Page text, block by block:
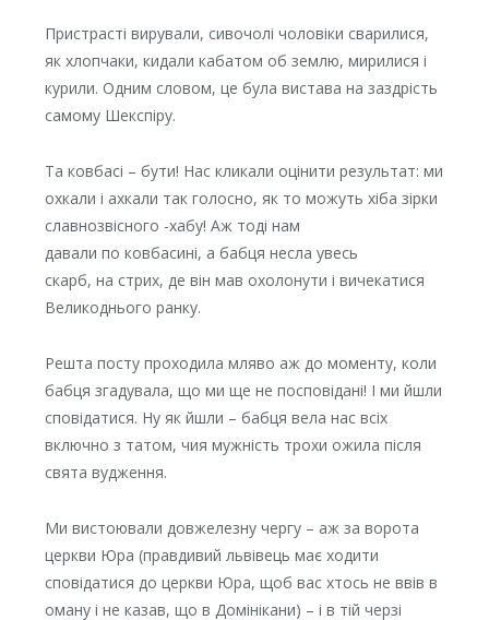
Пристрасті вирували, сивочолі чоловіки сварилися,
як хлопчаки, кидали кабатом об землю, мирилися і
курили. Одним словом, це була вистава на заздрість
самому Шекспіру.
Та ковбасі – бути! Нас кликали оцінити результат: ми
охкали і ахкали так голосно, як то можуть хіба зірки
славнозвісного -хабу! Аж тоді нам
давали по ковбасині, а бабця несла увесь
скарб, на стрих, де він мав охолонути і вичекатися
Великоднього ранку.
Решта посту проходила мляво аж до моменту, коли
бабця згадувала, що ми ще не посповідані! І ми йшли
сповідатися. Ну як йшли – бабця вела нас всіх
включно з татом, чия мужність трохи ожила після
свята вудження.
Ми вистоювали довжелезну чергу – аж за ворота
церкви Юра (правдивий львівець має ходити
сповідатися до церкви Юра, щоб вас хтось не ввів в
оману і не казав, що в Домінікани) – і в тій черзі